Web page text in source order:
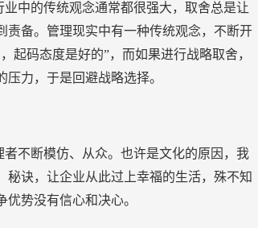
中的传统观念通常都很强大，取舍总是让
责备。管理现实中有一种传统观念，不断开
起码态度是好的”，而如果进行战略取舍，
力，于是回避战略选择。
不断模仿、从众。也许是文化的原因，我
诀，让企业从此过上幸福的生活，殊不知
势没有信心和决心。